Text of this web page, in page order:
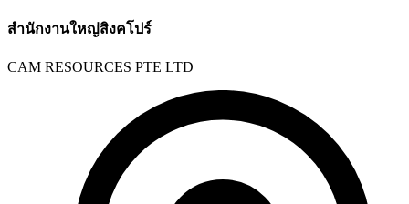
สำนักงานใหญ่สิงคโปร์
CAM RESOURCES PTE LTD